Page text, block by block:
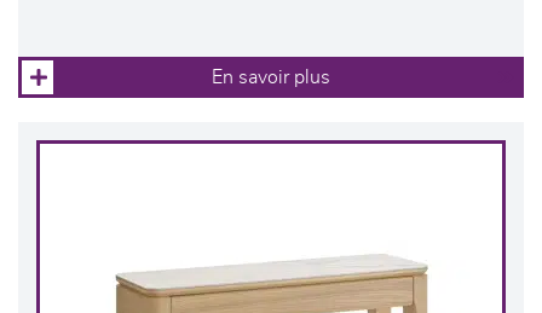
En savoir plus